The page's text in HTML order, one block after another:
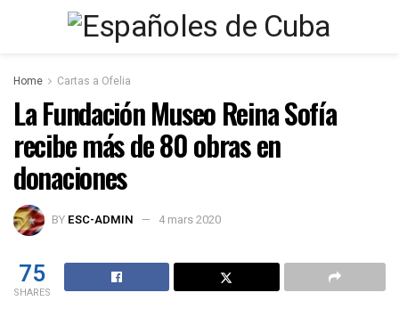
Home Cartas a Ofelia
La Fundación Museo Reina Sofía
recibe más de 80 obras en
donaciones
BY ESC-ADMIN 4 mars 2020
75
SHARES